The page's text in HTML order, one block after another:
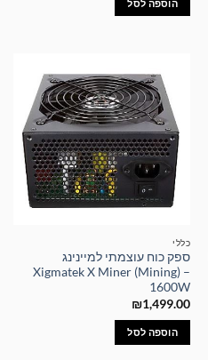
הוספה לסל
כללי
ספק כוח עוצמתי למיינינג
Xigmatek X Miner (Mining) –
1600W
₪1,499.00
הוספה לסל